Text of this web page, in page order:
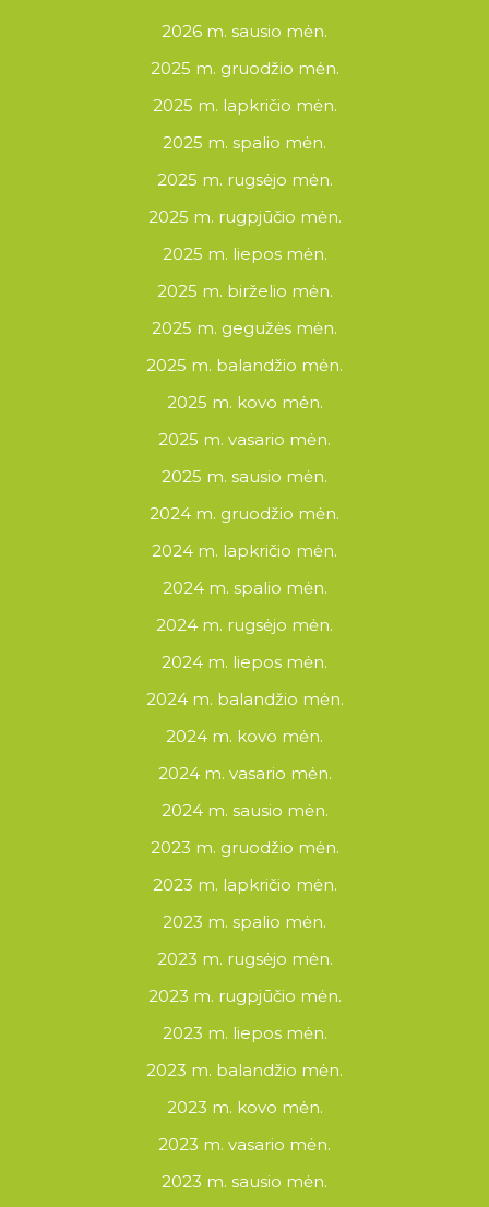
2026 m. sausio mėn.
2025 m. gruodžio mėn.
2025 m. lapkričio mėn.
2025 m. spalio mėn.
2025 m. rugsėjo mėn.
2025 m. rugpjūčio mėn.
2025 m. liepos mėn.
2025 m. birželio mėn.
2025 m. gegužės mėn.
2025 m. balandžio mėn.
2025 m. kovo mėn.
2025 m. vasario mėn.
2025 m. sausio mėn.
2024 m. gruodžio mėn.
2024 m. lapkričio mėn.
2024 m. spalio mėn.
2024 m. rugsėjo mėn.
2024 m. liepos mėn.
2024 m. balandžio mėn.
2024 m. kovo mėn.
2024 m. vasario mėn.
2024 m. sausio mėn.
2023 m. gruodžio mėn.
2023 m. lapkričio mėn.
2023 m. spalio mėn.
2023 m. rugsėjo mėn.
2023 m. rugpjūčio mėn.
2023 m. liepos mėn.
2023 m. balandžio mėn.
2023 m. kovo mėn.
2023 m. vasario mėn.
2023 m. sausio mėn.